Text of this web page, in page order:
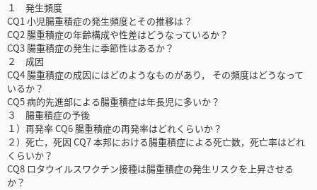
１ 発生頻度
CQ1 小児腸重積症の発生頻度とその推移は？
CQ2 腸重積症の年齢構成や性差はどうなっているか？
CQ3 腸重積症の発生に季節性はあるか？
２ 成因
CQ4 腸重積症の成因にはどのようなものがあり， その頻度はどうなって
いるか？
CQ5 病的先進部による腸重積症は年長児に多いか？
３ 腸重積症の予後
１）再発率 CQ6 腸重積症の再発率はどれくらいか？
２）死亡，死因 CQ7 本邦における腸重積症による死亡数，死亡率はどれ
くらいか？
CQ8 ロタウイルスワクチン接種は腸重積症の発生リスクを上昇させる
か？